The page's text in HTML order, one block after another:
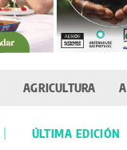
AGRICULTURA
ÚLTIMA EDICIÓN